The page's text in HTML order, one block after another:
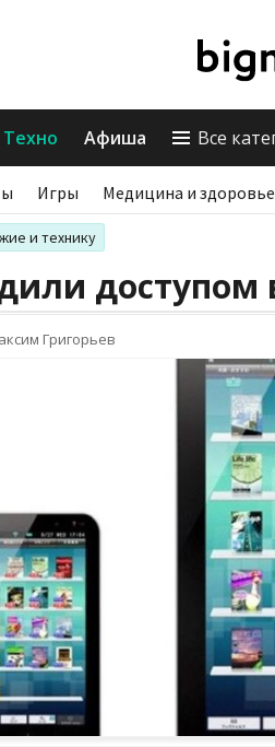
Техно Афиша Все
Игры Медицина и здоровье
и технику
доступом
Григорьев